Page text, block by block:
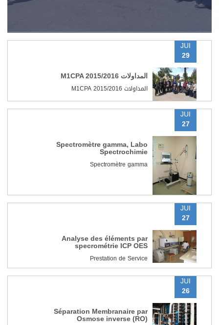
JUI
29
المداولات M1CPA 2015/2016
المداولات M1CPA 2015/2016
JUI
27
Spectromètre gamma, Labo
Spectrochimie
Spectromètre gamma
JUI
27
Analyse des éléments par
specrométrie ICP OES
Prestation de Service
JUI
26
Séparation Membranaire par
Osmose inverse (RO)